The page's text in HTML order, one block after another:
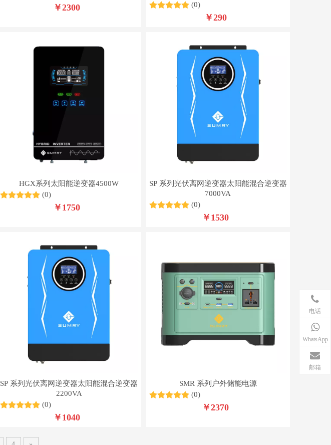
￥2300
(0)
￥290
HGX系列太阳能逆变器4500W
(0)
￥ 1750
SP 系列光伏离网逆变器太阳能混合逆变器
7000VA
(0)
￥ 1530
SP 系列光伏离网逆变器太阳能混合逆变器
2200VA
(0)
￥ 1040
SMR 系列户外储能电源
(0)
￥2370
电话
WhatsApp
邮箱